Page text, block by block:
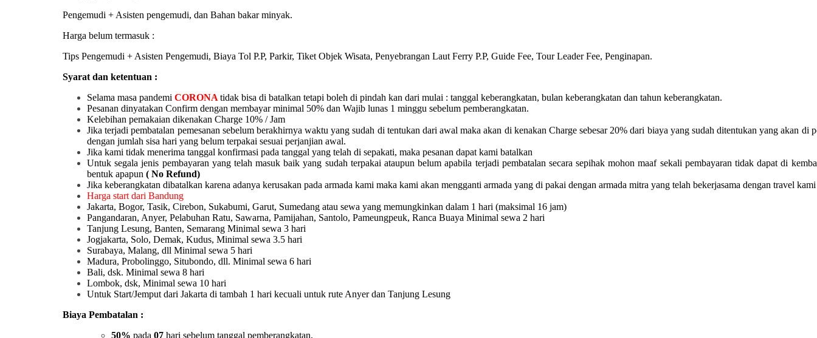
Pengemudi + Asisten pengemudi, dan Bahan bakar minyak.
Harga belum termasuk :
Tips Pengemudi + Asisten Pengemudi, Biaya Tol P.P, Parkir, Tiket Objek Wisata, Penyebrangan Laut Ferry P.P, Guide Fee, Tour Leader Fee, Penginapan.
Syarat dan ketentuan :
Selama masa pandemi CORONA tidak bisa di batalkan tetapi boleh di pindah kan dari mulai : tanggal keberangkatan, bulan keberangkatan dan tahun keberangkatan.
Pesanan dinyatakan Confirm dengan membayar minimal 50% dan Wajib lunas 1 minggu sebelum pemberangkatan.
Kelebihan pemakaian dikenakan Charge 10% / Jam
Jika terjadi pembatalan pemesanan sebelum berakhirnya waktu yang sudah di tentukan dari awal maka akan di kenakan Charge sebesar 20% dari biaya yang sudah ditentukan yang akan di
dengan jumlah sisa hari yang belum terpakai sesuai perjanjian awal.
Jika kami tidak menerima tanggal konfirmasi pada tanggal yang telah di sepakati, maka pesanan dapat kami batalkan
Untuk segala jenis pembayaran yang telah masuk baik yang sudah terpakai ataupun belum apabila terjadi pembatalan secara sepihak mohon maaf sekali pembayaran tidak dapat di
bentuk apapun ( No Refund)
Jika keberangkatan dibatalkan karena adanya kerusakan pada armada kami maka kami akan mengganti armada yang di pakai dengan armada mitra yang telah bekerjasama dengan travel kami
Harga start dari Bandung
Jakarta, Bogor, Tasik, Cirebon, Sukabumi, Garut, Sumedang atau sewa yang memungkinkan dalam 1 hari (maksimal 16 jam)
Pangandaran, Anyer, Pelabuhan Ratu, Sawarna, Pamijahan, Santolo, Pameungpeuk, Ranca Buaya Minimal sewa 2 hari
Tanjung Lesung, Banten, Semarang Minimal sewa 3 hari
Jogjakarta, Solo, Demak, Kudus, Minimal sewa 3.5 hari
Surabaya, Malang, dll Minimal sewa 5 hari
Madura, Probolinggo, Situbondo, dll. Minimal sewa 6 hari
Bali, dsk. Minimal sewa 8 hari
Lombok, dsk, Minimal sewa 10 hari
Untuk Start/Jemput dari Jakarta di tambah 1 hari kecuali untuk rute Anyer dan Tanjung Lesung
Biaya Pembatalan :
50% pada 07 hari sebelum tanggal pemberangkatan.